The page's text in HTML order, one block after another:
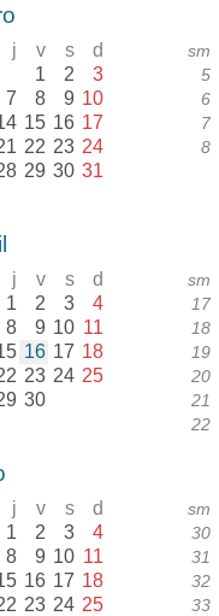
j v s d
1 2 3
7 8 9 10
15 16 17
22 23 24
29 30 31
sm
5
6
7
8
j v s d
1 2 3 4
8 9 10 11
16 17 18
23 24 25
30
sm
17
18
19
20
21
22
j v s d
1 2 3 4
8 9 10 11
16 17 18
23 24 25
sm
30
31
32
33